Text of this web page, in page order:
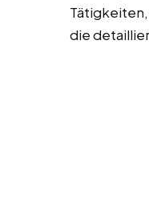
Tätigkeiten,
die